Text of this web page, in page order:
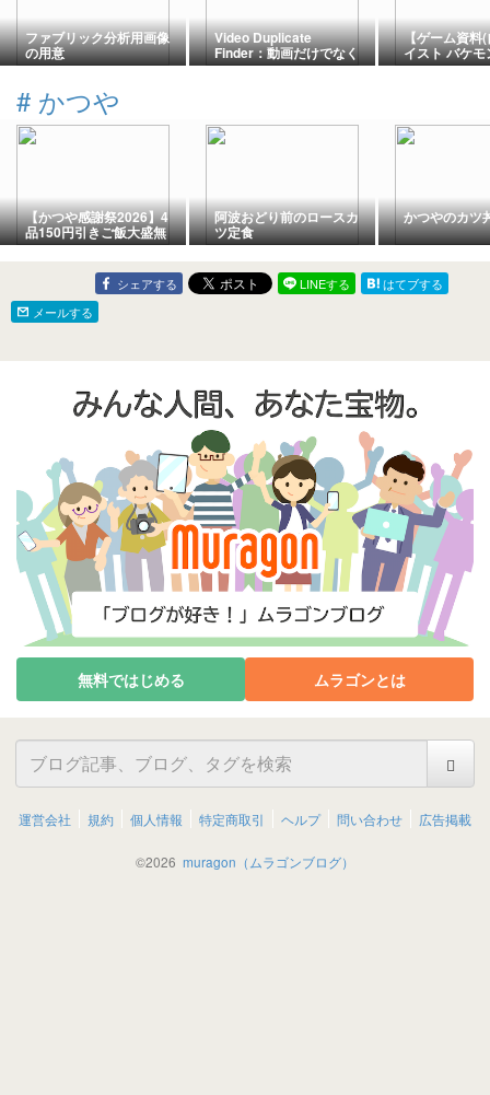
ファブリック分析用画像
の用意
Video Duplicate
Finder：動画だけでなく
画像の重複ファイルも検
【ゲーム資料
イスト バケ
トモンのドッ
# かつや
【かつや感謝祭2026】4
品150円引きご飯大盛無
料期間中クーポン不可
阿波おどり前のロースカ
ツ定食
かつやのカツ
シェアする LINEする
はてブする
メールする
無料ではじめる ムラゴンとは
運営会社 規約 個人情報 特定商取引 ヘルプ 問い合わせ 広告掲載
©2026 muragon（ムラゴンブログ）